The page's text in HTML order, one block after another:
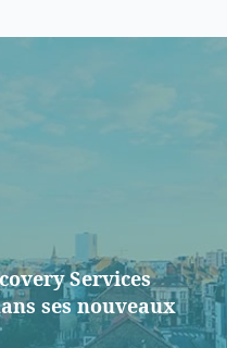
Services
ses nouveaux